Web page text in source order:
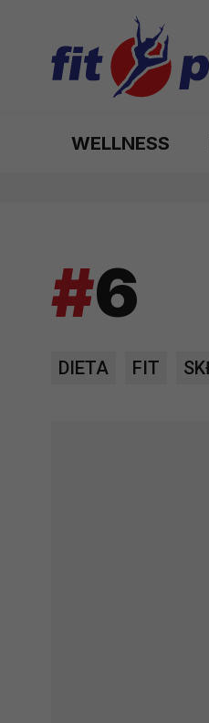
WELLNESS
#6
DIETA FIT